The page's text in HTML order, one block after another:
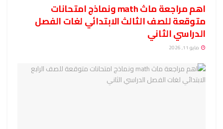
اهم مراجعة ماث math ونماذج امتحانات
متوقعة للصف الثالث الابتدائي لغات الفصل
الدراسي الثاني
مايو 11, 2026